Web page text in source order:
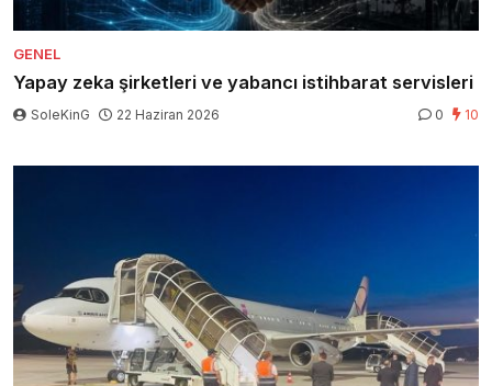
GENEL
Yapay zeka şirketleri ve yabancı istihbarat servisleri
SoleKinG 22 Haziran 2026 0 10